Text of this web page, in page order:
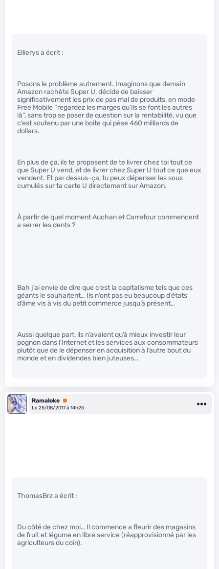
Ellierys a écrit :
Posons le problème autrement. Imaginons que demain
Amazon rachète Super U, décide de baisser
significativement les prix de pas mal de produits, en mode
Free Mobile “regardez les marges qu’ils se font les autres
là”, sans trop se poser de question sur la rentabilité, vu que
c’est soutenu par une boite qui pèse 460 milliards de
dollars.
En plus de ça, ils te proposent de te livrer chez toi tout ce
que Super U vend, et de livrer chez Super U tout ce que eux
vendent. Et par dessus-ça, tu peux dépenser les sous
cumulés sur ta carte U directement sur Amazon.
À partir de quel moment Auchan et Carrefour commencent
a serrer les dents ?
Bah j’ai envie de dire que c’est la capitalisme tels que ces
géants le souhaitent… Ils n’ont pas eu beaucoup d’états
d’âme vis à vis du petit commerce jusqu’à présent…
Aussi quelque part, ils n’avaient qu’à mieux investir leur
pognon dans l’Internet et les services aux consommateurs
plutôt que de le dépenser en acquisition à l’autre bout du
monde et en dividendes bien juteuses…
Ramaloke Premium
Le 25/08/2017 à 14h25
ThomasBrz a écrit :
Du côté de chez moi… Il commence a fleurir des magasins
de fruit et légume en libre service (réapprovisionné par les
agriculteurs du coin).